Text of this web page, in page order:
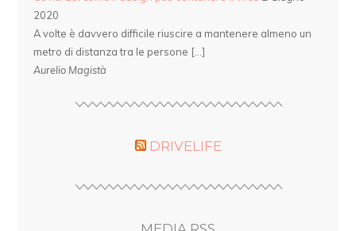
2020
A volte è davvero difficile riuscire a mantenere almeno un
metro di distanza tra le persone […]
Aurelio Magistà
DRIVELIFE